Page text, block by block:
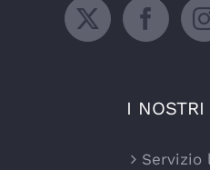
I
Servizio